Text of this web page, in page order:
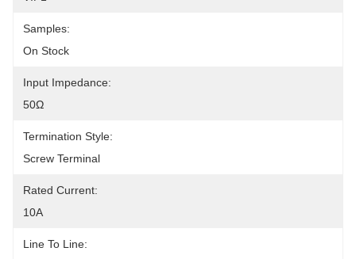
Samples:
On Stock
Input Impedance:
50Ω
Termination Style:
Screw Terminal
Rated Current:
10A
Line To Line: